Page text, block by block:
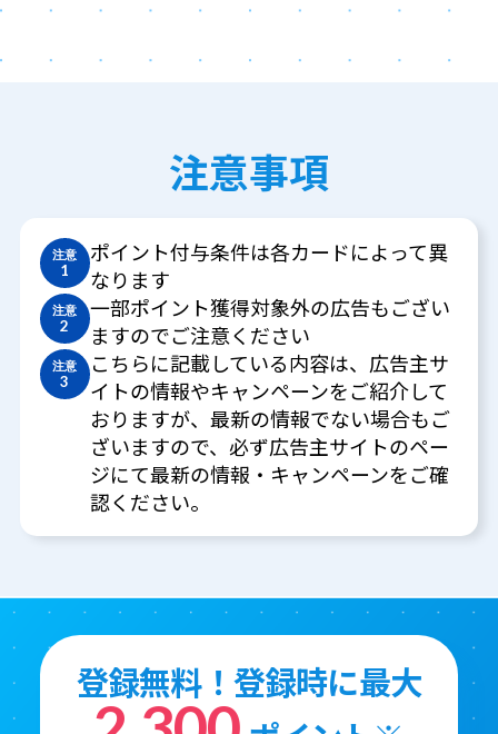
注意事項
注意
1
ポイント付与条件は各カードによって異
なります
注意
2
一部ポイント獲得対象外の広告もござい
ますのでご注意ください
注意
3
こちらに記載している内容は、広告主サ
イトの情報やキャンペーンをご紹介して
おりますが、最新の情報でない場合もご
ざいますので、必ず広告主サイトのペー
ジにて最新の情報・キャンペーンをご確
認ください。
登録無料！登録時に最大